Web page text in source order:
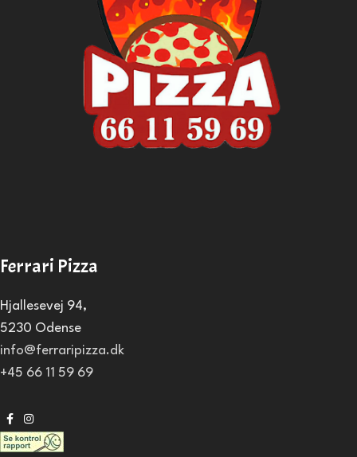
Ferrari Pizza
Hjallesevej 94,
5230 Odense
info@ferraripizza.dk
+45 66 11 59 69